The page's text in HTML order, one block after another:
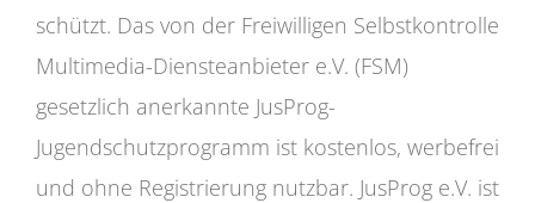
schützt. Das von der Freiwilligen Selbstkontrolle
Multimedia-Diensteanbieter e.V. (FSM)
gesetzlich anerkannte JusProg-
Jugendschutzprogramm ist kostenlos, werbefrei
und ohne Registrierung nutzbar. JusProg e.V. ist